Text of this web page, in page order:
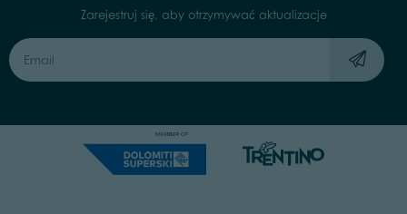
Zarejestruj się, aby otrzymywać aktualizacje